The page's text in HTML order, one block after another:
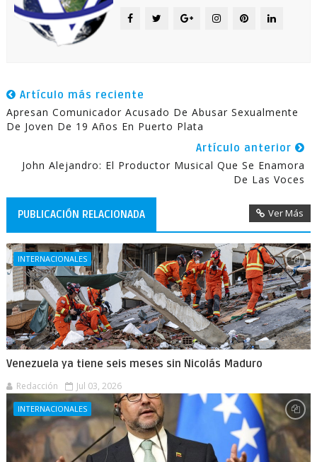
Artículo más reciente
Apresan Comunicador Acusado De Abusar Sexualmente
De Joven De 19 Años En Puerto Plata
Artículo anterior
John Alejandro: El Productor Musical Que Se Enamora
De Las Voces
PUBLICACIÓN RELACIONADA Ver Más
INTERNACIONALES
Venezuela ya tiene seis meses sin Nicolás Maduro
Redacción Jul 03, 2026
INTERNACIONALES